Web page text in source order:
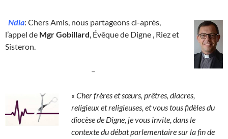
Ndla: Chers Amis, nous partageons ci-après,
l’appel de Mgr Gobillard, Évêque de Digne , Riez et
Sisteron.
–
« Cher frères et sœurs, prêtres, diacres,
religieux et religieuses, et vous tous fidèles du
diocèse de Digne, je vous invite, dans le
contexte du débat parlementaire sur la fin de